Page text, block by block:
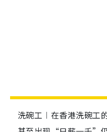
洗碗工︱在香港洗碗工